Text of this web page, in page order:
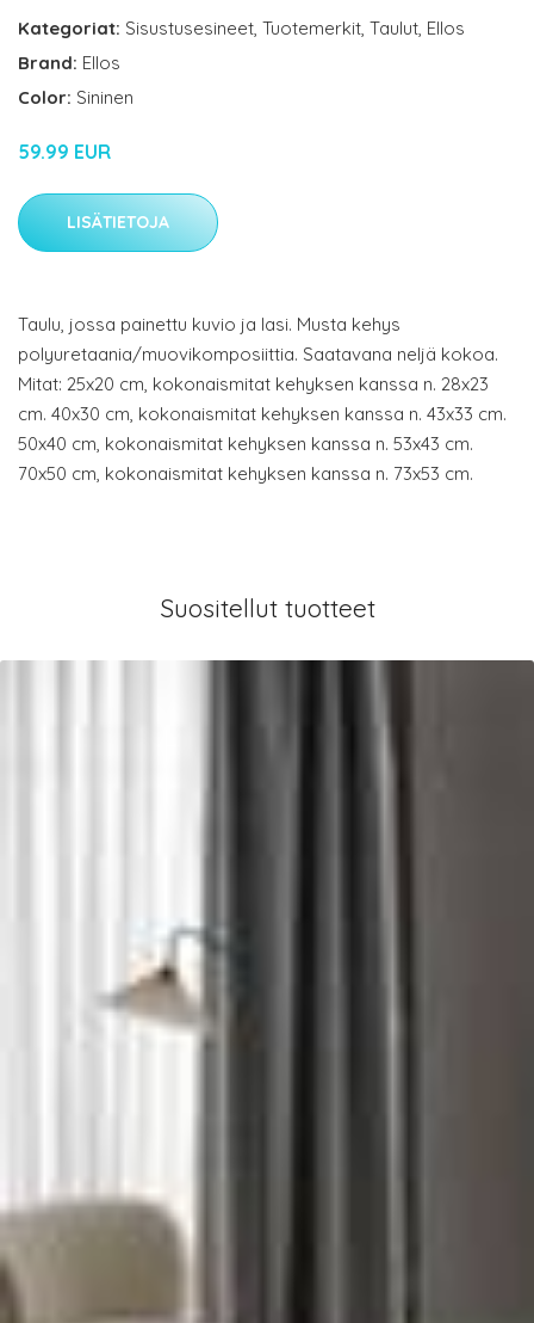
Kategoriat: Sisustusesineet, Tuotemerkit, Taulut, Ellos
Brand: Ellos
Color: Sininen
59.99 EUR
LISÄTIETOJA
Taulu, jossa painettu kuvio ja lasi. Musta kehys
polyuretaania/muovikomposiittia. Saatavana neljä kokoa.
Mitat: 25x20 cm, kokonaismitat kehyksen kanssa n. 28x23
cm. 40x30 cm, kokonaismitat kehyksen kanssa n. 43x33 cm.
50x40 cm, kokonaismitat kehyksen kanssa n. 53x43 cm.
70x50 cm, kokonaismitat kehyksen kanssa n. 73x53 cm.
Suositellut tuotteet